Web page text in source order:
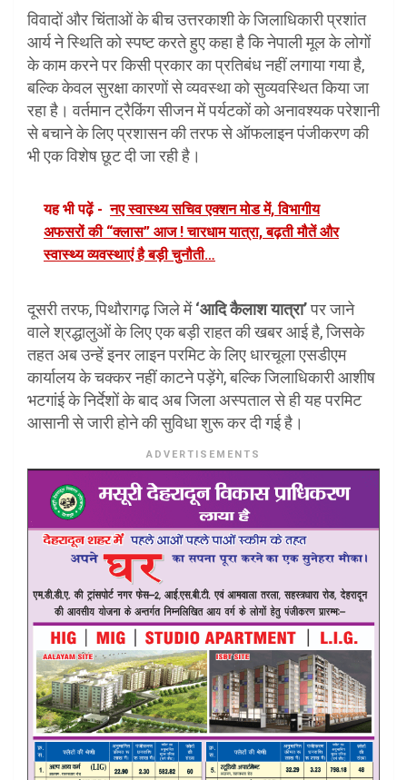
विवादों और चिंताओं के बीच उत्तरकाशी के जिलाधिकारी प्रशांत
आर्य ने स्थिति को स्पष्ट करते हुए कहा है कि नेपाली मूल के लोगों
के काम करने पर किसी प्रकार का प्रतिबंध नहीं लगाया गया है,
बल्कि केवल सुरक्षा कारणों से व्यवस्था को सुव्यवस्थित किया जा
रहा है। वर्तमान ट्रैकिंग सीजन में पर्यटकों को अनावश्यक परेशानी
से बचाने के लिए प्रशासन की तरफ से ऑफलाइन पंजीकरण की
भी एक विशेष छूट दी जा रही है।
यह भी पढ़ें - नए स्वास्थ्य सचिव एक्शन मोड में, विभागीय
अफसरों की “क्लास” आज ! चारधाम यात्रा, बढ़ती मौतें और
स्वास्थ्य व्यवस्थाएं है बड़ी चुनौती…
दूसरी तरफ, पिथौरागढ़ जिले में‘आदि कैलाश यात्रा’पर जाने
वाले श्रद्धालुओं के लिए एक बड़ी राहत की खबर आई है, जिसके
तहत अब उन्हें इनर लाइन परमिट के लिए धारचूला एसडीएम
कार्यालय के चक्कर नहीं काटने पड़ेंगे, बल्कि जिलाधिकारी आशीष
भटगांई के निर्देशों के बाद अब जिला अस्पताल से ही यह परमिट
आसानी से जारी होने की सुविधा शुरू कर दी गई है।
ADVERTISEMENTS